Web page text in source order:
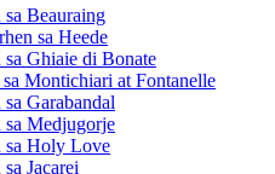
Beauraing
sa Heede
Ghiaie di Bonate
Montichiari at Fontanelle
Garabandal
Medjugorje
sa Holy Love
Jacarei